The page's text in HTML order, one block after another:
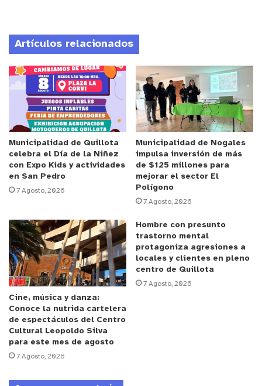
muestra los daños dejados por las
marejadas anormales anoche en el
local LocosxViña de Av. Jorge Montt,
altura Las Salinas, en Viña del Mar.
pic.twitter.com/BaAG7qIpRw
— Sitio del Suceso (@sitiodelsuceso)
August 22, 2021
Otras imágenes de las marejadas
que se registran a esta hora en Avenida
Perú en Viña del Mar.
#Marejadas
pic.twitter.com/C9z64m4WZx
Artículos relacionados
Municipalidad de Quillota
celebra el Día de la Niñez
con Expo Kids y actividades
en San Pedro
7 Agosto, 2026
Municipalidad de Nogales
impulsa inversión de más
de $125 millones para
mejorar el sector El
Polígono
7 Agosto, 2026
Cine, música y danza:
Conoce la nutrida cartelera
de espectáculos del Centro
Cultural Leopoldo Silva
para este mes de agosto
7 Agosto, 2026
Hombre con presunto
trastorno mental
protagoniza agresiones a
locales y clientes en pleno
centro de Quillota
7 Agosto, 2026